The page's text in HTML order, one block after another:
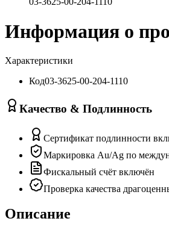
Информация о
Характеристики
Код03-3625-00-204-1110
Качество & Подлинность
Сертификат подлинности
Маркировка Au/Ag по
Фискальный счёт включён
Проверка качества
Описание